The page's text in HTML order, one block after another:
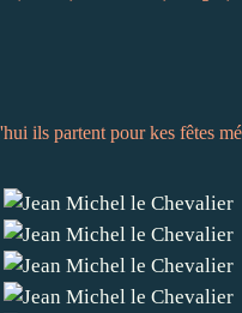
ils partent pour kes fêtes